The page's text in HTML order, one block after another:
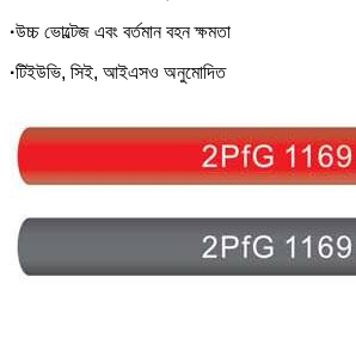
·উচ্চ ভোল্টেজ এবং বর্তমান বহন ক্ষমতা
·টিইউভি, সিই, আইএসও অনুমোদিত